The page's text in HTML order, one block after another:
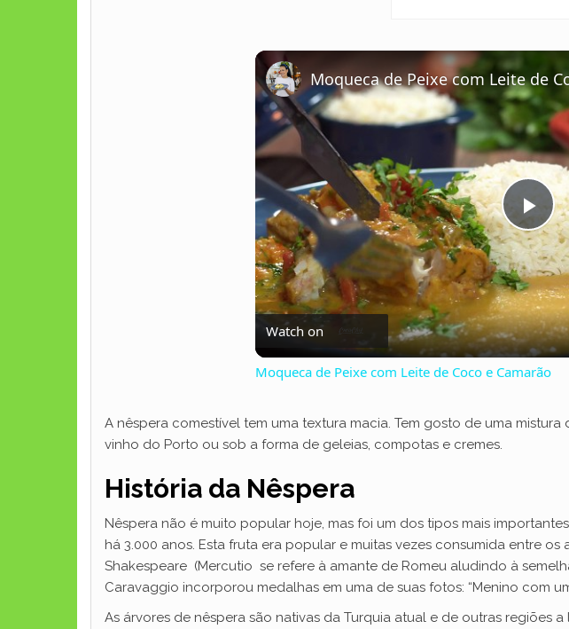
P
l
a
d
Moqueca de Peixe com Leite de
Watch on
Moqueca de Peixe com Leite de Coco e Camarão
A nêspera comestível tem uma textura macia. Tem gosto de uma
vinho do Porto ou sob a forma de geleias, compotas e cremes.
História da Nêspera
Nêspera não é muito popular hoje, mas foi um dos tipos mais
há 3.000 anos. Esta fruta era popular e muitas vezes consumida entre
Shakespeare (Mercutio se refere à amante de Romeu aludindo à
Caravaggio incorporou medalhas em uma de suas fotos: “Menino com
As árvores de nêspera são nativas da Turquia atual e de outras regiões